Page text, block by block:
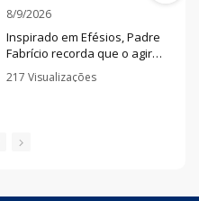
8/9/2026
Inspirado em Efésios, Padre
Fabrício recorda que o agir
de Deus pode superar
nossas expectativas e
217 Visualizações